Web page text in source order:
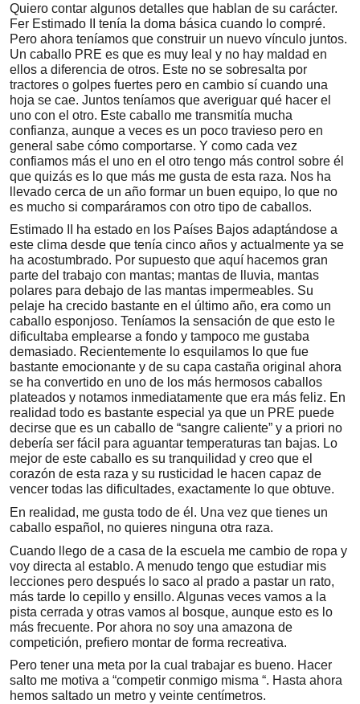
Quiero contar algunos detalles que hablan de su carácter.
Fer Estimado II tenía la doma básica cuando lo compré.
Pero ahora teníamos que construir un nuevo vínculo juntos.
Un caballo PRE es que es muy leal y no hay maldad en
ellos a diferencia de otros. Este no se sobresalta por
tractores o golpes fuertes pero en cambio sí cuando una
hoja se cae. Juntos teníamos que averiguar qué hacer el
uno con el otro. Este caballo me transmitía mucha
confianza, aunque a veces es un poco travieso pero en
general sabe cómo comportarse. Y como cada vez
confiamos más el uno en el otro tengo más control sobre él
que quizás es lo que más me gusta de esta raza. Nos ha
llevado cerca de un año formar un buen equipo, lo que no
es mucho si comparáramos con otro tipo de caballos.
Estimado II ha estado en los Países Bajos adaptándose a
este clima desde que tenía cinco años y actualmente ya se
ha acostumbrado. Por supuesto que aquí hacemos gran
parte del trabajo con mantas; mantas de lluvia, mantas
polares para debajo de las mantas impermeables. Su
pelaje ha crecido bastante en el último año, era como un
caballo esponjoso. Teníamos la sensación de que esto le
dificultaba emplearse a fondo y tampoco me gustaba
demasiado. Recientemente lo esquilamos lo que fue
bastante emocionante y de su capa castaña original ahora
se ha convertido en uno de los más hermosos caballos
plateados y notamos inmediatamente que era más feliz. En
realidad todo es bastante especial ya que un PRE puede
decirse que es un caballo de “sangre caliente” y a priori no
debería ser fácil para aguantar temperaturas tan bajas. Lo
mejor de este caballo es su tranquilidad y creo que el
corazón de esta raza y su rusticidad le hacen capaz de
vencer todas las dificultades, exactamente lo que obtuve.
En realidad, me gusta todo de él. Una vez que tienes un
caballo español, no quieres ninguna otra raza.
Cuando llego de a casa de la escuela me cambio de ropa y
voy directa al establo. A menudo tengo que estudiar mis
lecciones pero después lo saco al prado a pastar un rato,
más tarde lo cepillo y ensillo. Algunas veces vamos a la
pista cerrada y otras vamos al bosque, aunque esto es lo
más frecuente. Por ahora no soy una amazona de
competición, prefiero montar de forma recreativa.
Pero tener una meta por la cual trabajar es bueno. Hacer
salto me motiva a “competir conmigo misma “. Hasta ahora
hemos saltado un metro y veinte centímetros.